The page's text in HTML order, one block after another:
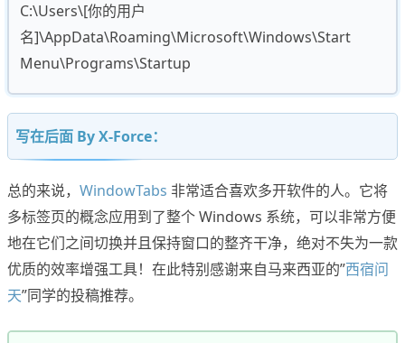
C:\Users\[你的用户
名]\AppData\Roaming\Microsoft\Windows\Start
Menu\Programs\Startup
写在后面 By X-Force：
总的来说， WindowTabs 非常适合喜欢多开软件的人。它将
多标签页的概念应用到了整个 Windows 系统，可以非常方便
地在它们之间切换并且保持窗口的整齐干净，绝对不失为一款
优质的效率增强工具！在此特别感谢来自马来西亚的”西宿问
天”同学的投稿推荐。